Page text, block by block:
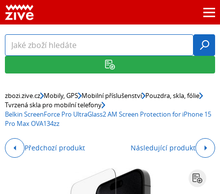
zbozi.zive.cz Mobily, GPS Mobilní příslušenství Pouzdra, skla, fólie
Tvrzená skla pro mobilní telefony
Belkin ScreenForce Pro UltraGlass2 AM Screen Protection for iPhone 15
Pro Max OVA134zz
Předchozí produkt Následující produkt